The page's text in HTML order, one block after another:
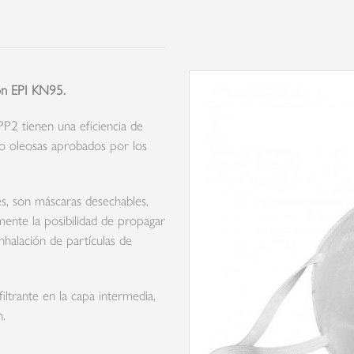
EPI KN95.
tienen una eficiencia de
oleosas aprobados por los
son máscaras desechables,
la posibilidad de propagar
de partículas de
en la capa intermedia,